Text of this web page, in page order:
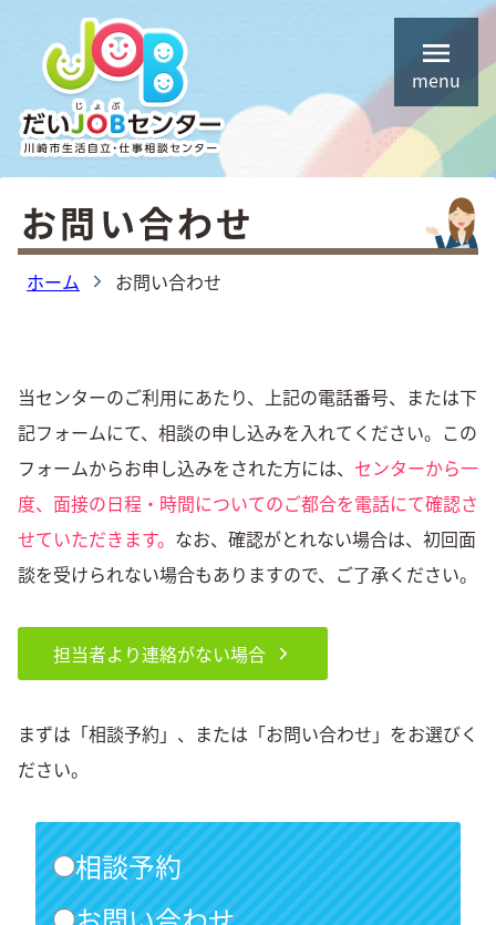
ホーム
相談手順
ご相談メニュー
住居確保給付金について （旧住宅支援給付）
生活保護制度について
しごと応援事業について (PDFリンク)
今回の相談事例
お問い合わせ
オンライン相談
アクセスマップ
知恵が満載！節約の壺
menu
お問い合わせ
ホーム お問い合わせ
当センターのご利用にあたり、上記の電話番号、または下
記フォームにて、相談の申し込みを入れてください。この
フォームからお申し込みをされた方には、 センターから一
度、面接の日程・時間についてのご都合を電話にて確認さ
せていただきます。 なお、確認がとれない場合は、初回面
談を受けられない場合もありますので、ご了承ください。
担当者より連絡がない場合
まずは「相談予約」、または「お問い合わせ」をお選びく
ださい。
相談予約